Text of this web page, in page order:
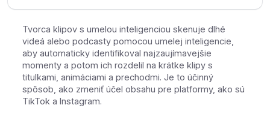
Tvorca klipov s umelou inteligenciou skenuje dlhé
videá alebo podcasty pomocou umelej inteligencie,
aby automaticky identifikoval najzaujímavejšie
momenty a potom ich rozdelil na krátke klipy s
titulkami, animáciami a prechodmi. Je to účinný
spôsob, ako zmeniť účel obsahu pre platformy, ako sú
TikTok a Instagram.